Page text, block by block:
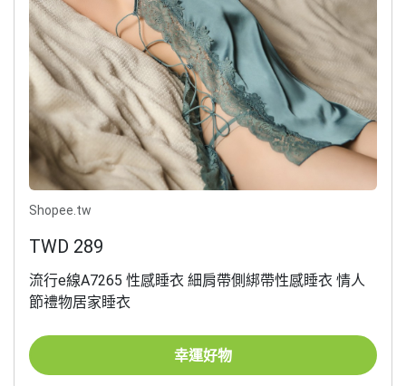
Shopee.tw
TWD 289
流行e線A7265 性感睡衣 細肩帶側綁帶性感睡衣 情人
節禮物居家睡衣
幸運好物